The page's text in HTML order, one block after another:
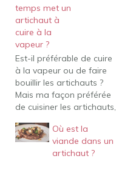
temps met un
artichaut à
cuire à la
vapeur ?
Est-il préférable de cuire
à la vapeur ou de faire
bouillir les artichauts ?
Mais ma façon préférée
de cuisiner les artichauts,
de les faire cuire, est de
les cuire à la vapeur. Je
trouve que les artichauts
Où est la
viande dans un
artichaut ?